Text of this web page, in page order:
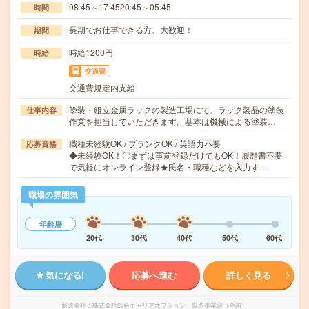
時間 08:45～17:4520:45～05:45
期間 長期でお仕事できる方、大歓迎！
時給 時給1200円
交通費
交通費規定内支給
仕事内容
塗装・組立金属ラックの製造工場にて、ラック製品の塗装
作業を担当していただきます。基本は機械による塗装…
応募資格
職種未経験OK / ブランクOK / 英語力不要
◆未経験OK！〇まずは事前登録だけでもOK！履歴書不要
で気軽にオンライン登録★氏名・職種などを入力す…
職場の雰囲気
年齢層
20代
30代 40代 50代 60代
気になる! 応募へ進む 詳しく見る
派遣会社 株式会社綜合キャリアオプション 製造事業部（全国）